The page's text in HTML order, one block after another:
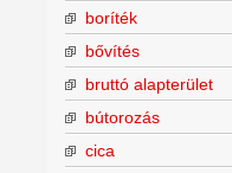
boríték
bővítés
bruttó alapterület
bútorozás
cica